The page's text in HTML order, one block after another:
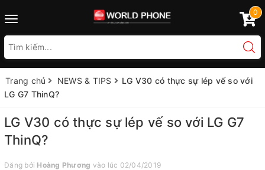
Toggle
0
Trang chủ NEWS & TIPS
LG V30 có thực sự lép vế so với
LG G7 ThinQ?
LG V30 có thực sự lép vế so với LG G7
ThinQ?
Đăng bởi Hoàng Phương vào lúc 02/04/2019